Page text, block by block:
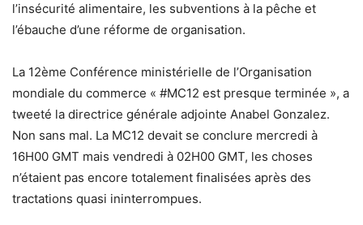
l’insécurité alimentaire, les subventions à la pêche et
l’ébauche d’une réforme de organisation.
La 12ème Conférence ministérielle de l’Organisation
mondiale du commerce « #MC12 est presque terminée », a
tweeté la directrice générale adjointe Anabel Gonzalez.
Non sans mal. La MC12 devait se conclure mercredi à
16H00 GMT mais vendredi à 02H00 GMT, les choses
n’étaient pas encore totalement finalisées après des
tractations quasi ininterrompues.